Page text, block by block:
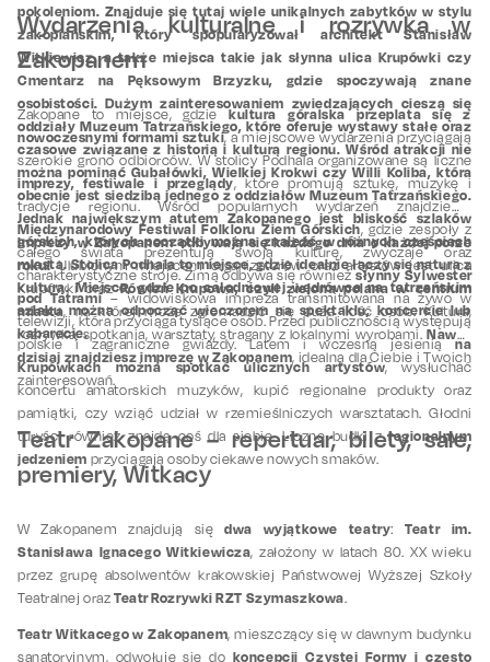
pokoleniom. Znajduje się tutaj wiele unikalnych zabytków w stylu
zakopiańskim, który spopularyzował architekt Stanisław
Witkiewicz, a także miejsca takie jak słynna ulica Krupówki czy
Cmentarz na Pęksowym Brzyzku, gdzie spoczywają znane
osobistości. Dużym zainteresowaniem zwiedzających cieszą się
oddziały Muzeum Tatrzańskiego, które oferuje wystawy stałe oraz
czasowe związane z historią i kulturą regionu. Wśród atrakcji nie
można pominąć Gubałówki, Wielkiej Krokwi czy Willi Koliba, która
obecnie jest siedzibą jednego z oddziałów Muzeum Tatrzańskiego.
Jednak największym atutem Zakopanego jest bliskość szlaków
górskich, których początki można znaleźć w różnych częściach
miasta. Stolica Podhala to miejsce, gdzie idealnie łączy się natura z
kulturą. Miejsce, gdzie po całodniowej wędrówce na tatrzańskim
szlaku można odpocząć wieczorem na spektaklu, koncercie lub
kabarecie.
Wydarzenia kulturalne i rozrywka w
Zakopanem
Zakopane to miejsce, gdziekultura góralska przeplata się z
nowoczesnymi formami sztuki, a miejscowe wydarzenia przyciągają
szerokie grono odbiorców. W stolicy Podhala organizowane są liczne
imprezy, festiwale i przeglądy, które promują sztukę, muzykę i
tradycje regionu. Wśród popularnych wydarzeń znajdziemy
Międzynarodowy Festiwal Folkloru Ziem Górskich, gdzie zespoły z
całego świata prezentują swoją kulturę, zwyczaje oraz
charakterystyczne stroje. Zimą odbywa się równieżsłynny Sylwester
pod Tatrami– widowiskowa impreza transmitowana na żywo w
telewizji, która przyciąga tysiące osób. Przed publicznością występują
polskie i zagraniczne gwiazdy. Latem i wczesną jesieniąna
Krupówkach można spotkać ulicznych artystów, wysłuchać
koncertu amatorskich muzyków, kupić regionalne produkty oraz
pamiątki, czy wziąć udział w rzemieślniczych warsztatach. Głodni
turyści również znajdą coś dla siebie. Liczne budki zregionalnym
jedzeniem przyciągają osoby ciekawe nowych smaków.
Imprezy w Zakopanem odbywają się każdego dnia o każdej porze
roku!Ulubionym miejscem organizatorów oraz artystów jest ulica
Krupówki orazRówień Krupowa, czyli zielona polana w centrum
miasta, na której może zgromadzić się duża ilość osób. Kultura,
rozrywka, spotkania, warsztaty, stragany z lokalnymi wyrobami.Nawet
dzisiaj znajdziesz imprezę w Zakopanem, idealną dla Ciebie i Twoich
zainteresowań.
Teatr Zakopane – repertuar, bilety, sale,
premiery, Witkacy
W Zakopanem znajdują się dwa wyjątkowe teatry:Teatr im.
Stanisława Ignacego Witkiewicza, założony w latach 80. XX wieku
przez grupę absolwentów krakowskiej Państwowej Wyższej Szkoły
Teatralnej oraz Teatr Rozrywki RZT Szymaszkowa.
Teatr Witkacego w Zakopanem, mieszczący się w dawnym budynku
sanatoryjnym, odwołuje się do koncepcji Czystej Formy i często